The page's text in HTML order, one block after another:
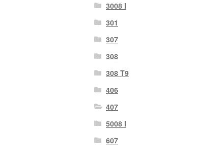
3008 I
301
307
308
308 T9
406
407
5008 I
607